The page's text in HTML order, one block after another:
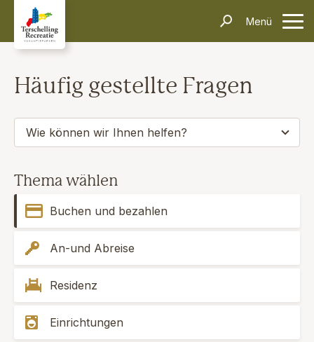
Menü
Kontakt
Unterkünfte
Informationen
Häufig gestellte Fragen
Anreise & Transport
Dörfer & Einkaufen
Aktivitäten & Tipps
Über Terschelling
Inselerlebnisse
Kontakt
Suchen und Buchen
Häufig gestellte Fragen
Wie können wir Ihnen helfen?
Thema wählen
Buchen und bezahlen
An-und Abreise
Residenz
Einrichtungen